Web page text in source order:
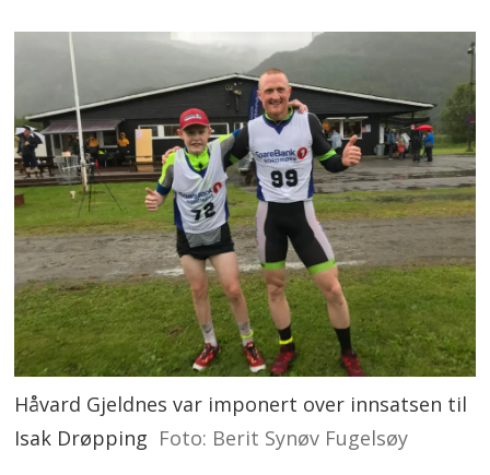
Håvard Gjeldnes var imponert over innsatsen til
Isak Drøpping Foto: Berit Synøv Fugelsøy